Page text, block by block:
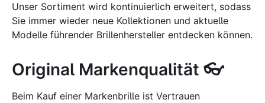
Unser Sortiment wird kontinuierlich erweitert, sodass
Sie immer wieder neue Kollektionen und aktuelle
Modelle führender Brillenhersteller entdecken können.
Original Markenqualität 👓
Beim Kauf einer Markenbrille ist Vertrauen